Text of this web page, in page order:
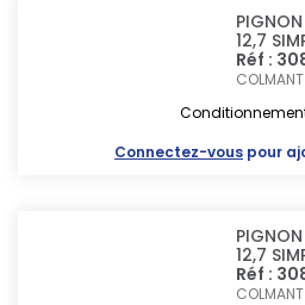
12,7
Réf :
Connectez-vous pour
12,7
Réf :